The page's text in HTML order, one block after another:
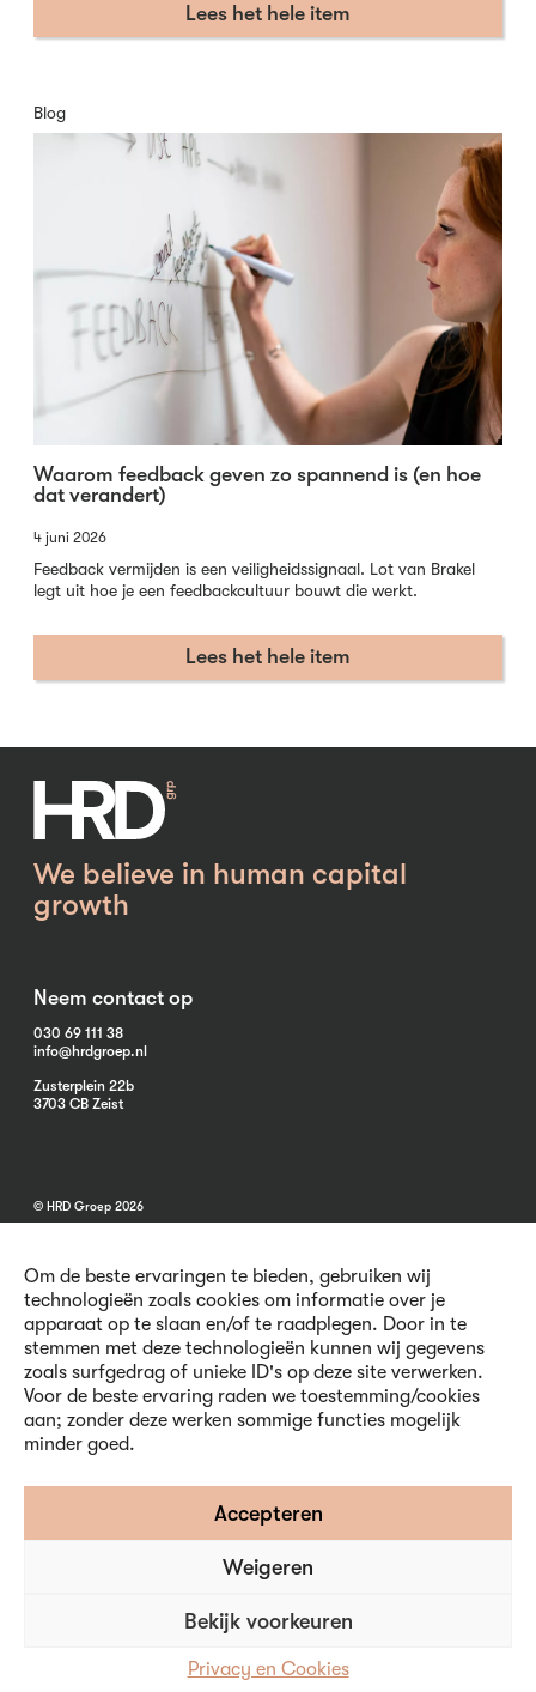
Om de beste ervaringen te bieden, gebruiken wij
technologieën zoals cookies om informatie over je
apparaat op te slaan en/of te raadplegen. Door in te
stemmen met deze technologieën kunnen wij gegevens
zoals surfgedrag of unieke ID's op deze site verwerken.
Voor de beste ervaring raden we toestemming/cookies
aan; zonder deze werken sommige functies mogelijk
minder goed.
Accepteren
Weigeren
Bekijk voorkeuren
Privacy en Cookies
Lees het hele item
Blog
Waarom feedback geven zo spannend is (en hoe
dat verandert)
4 juni 2026
Feedback vermijden is een veiligheidssignaal. Lot van Brakel
legt uit hoe je een feedbackcultuur bouwt die werkt.
Lees het hele item
We believe in human capital
growth
Neem contact op
030 69 111 38
info@hrdgroep.nl
Zusterplein 22b
3703 CB Zeist
© HRD Groep 2026
Algemene informatie
Contact
Voorwaarden
Privacy en Cookies
Volg ons
Inschrijven nieuwsbrief